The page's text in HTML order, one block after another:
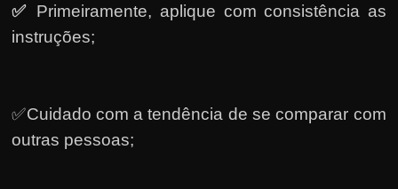
✅ Primeiramente, aplique com consistência as
instruções;
✅Cuidado com a tendência de se comparar com
outras pessoas;